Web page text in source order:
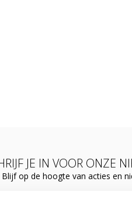
JE IN VOOR ONZE
Blijf op de hoogte van acties en